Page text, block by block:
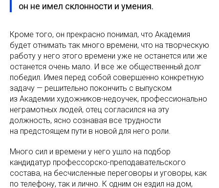
он не имел склонности и умения.
Кроме того, он прекрасно понимал, что Академия
будет отнимать так много времени, что на творческую
работу у него этого времени уже не останется или же
останется очень мало. И все же общественный долг
победил. Имея перед собой совершенно конкретную
задачу — решительно покончить с выпуском
из Академии художников-недоучек, профессионально
неграмотных людей, отец согласился на эту
должность, ясно сознавая все трудности
на предстоящем пути в новой для него роли.
Много сил и времени у него ушло на подбор
кандидатур профессорско-преподавательского
состава, на бесчисленные переговоры и уговоры, как
по телефону, так и лично. К одним он ездил на дом,